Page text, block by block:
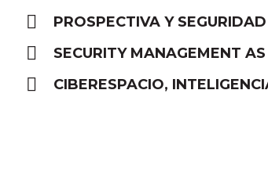
PROSPECTIVA Y
SECURITY MANAGEMENT
CIBERESPACIO,